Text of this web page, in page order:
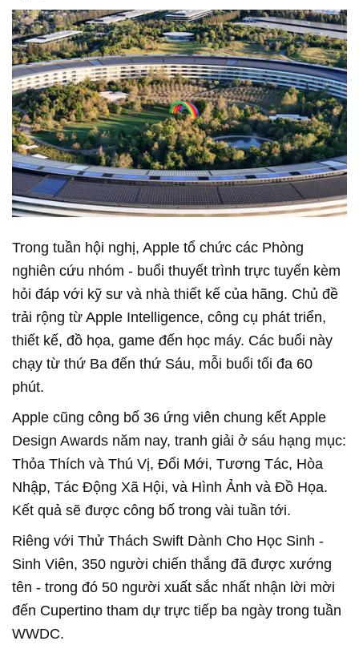
Trong tuần hội nghị, Apple tổ chức các Phòng
nghiên cứu nhóm - buổi thuyết trình trực tuyến kèm
hỏi đáp với kỹ sư và nhà thiết kế của hãng. Chủ đề
trải rộng từ Apple Intelligence, công cụ phát triển,
thiết kế, đồ họa, game đến học máy. Các buổi này
chạy từ thứ Ba đến thứ Sáu, mỗi buổi tối đa 60
phút.
Apple cũng công bố 36 ứng viên chung kết Apple
Design Awards năm nay, tranh giải ở sáu hạng mục:
Thỏa Thích và Thú Vị, Đổi Mới, Tương Tác, Hòa
Nhập, Tác Động Xã Hội, và Hình Ảnh và Đồ Họa.
Kết quả sẽ được công bố trong vài tuần tới.
Riêng với Thử Thách Swift Dành Cho Học Sinh -
Sinh Viên, 350 người chiến thắng đã được xướng
tên - trong đó 50 người xuất sắc nhất nhận lời mời
đến Cupertino tham dự trực tiếp ba ngày trong tuần
WWDC.